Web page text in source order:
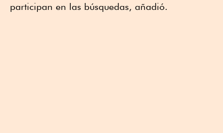
participan en las búsquedas, añadió.